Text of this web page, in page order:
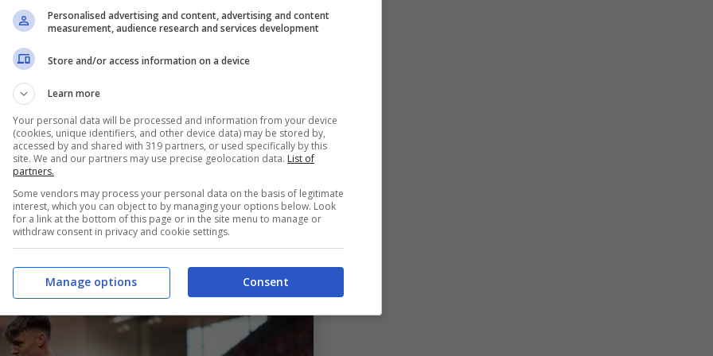
riferisceThe Athletice riportaAlfredo
futuro, cifre e dettagli
è pronto ad acquistare BenDoakdel
cifra da capogiro se si pensa che il classe
710 mila euro. Ora il suo futuro appare
ad approdare alla corte di AndoniIraola,
League, ma avendo l’opportunità di
a quanto offrivano i Reds.
Personalised advertising and content, advertising and content
measurement, audience research and services development
Store and/or access information on a device
Learn more
Your personal data will be processed and information from your device
(cookies, unique identifiers, and other device data) may be stored by,
accessed by and shared with 319 partners, or used specifically by this
site. We and our partners may use precise geolocation data. List of
partners.
Some vendors may process your personal data on the basis of legitimate
interest, which you can object to by managing your options below. Look
for a link at the bottom of this page or in the site menu to manage or
withdraw consent in privacy and cookie settings.
Consent
Manage options